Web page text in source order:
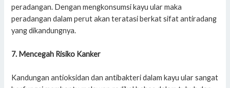
peradangan. Dengan mengkonsumsi kayu ular maka
peradangan dalam perut akan teratasi berkat sifat antiradang
yang dikandungnya.
7. Mencegah Risiko Kanker
Kandungan antioksidan dan antibakteri dalam kayu ular sangat